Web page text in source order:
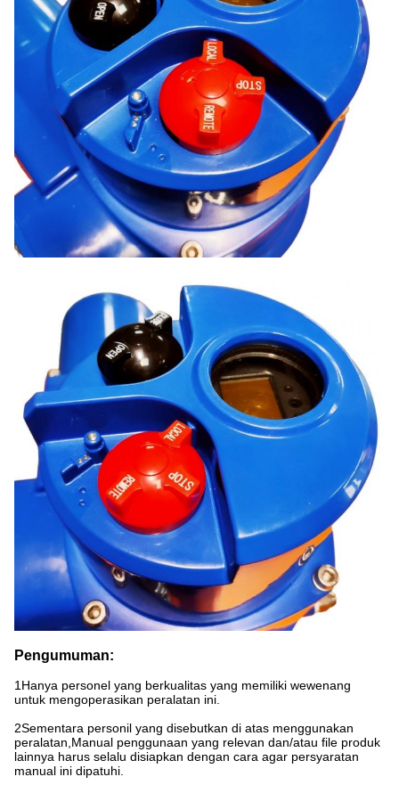
Pengumuman:
1Hanya personel yang berkualitas yang memiliki wewenang
untuk mengoperasikan peralatan ini.
2Sementara personil yang disebutkan di atas menggunakan
peralatan,Manual penggunaan yang relevan dan/atau file produk
lainnya harus selalu disiapkan dengan cara agar persyaratan
manual ini dipatuhi.